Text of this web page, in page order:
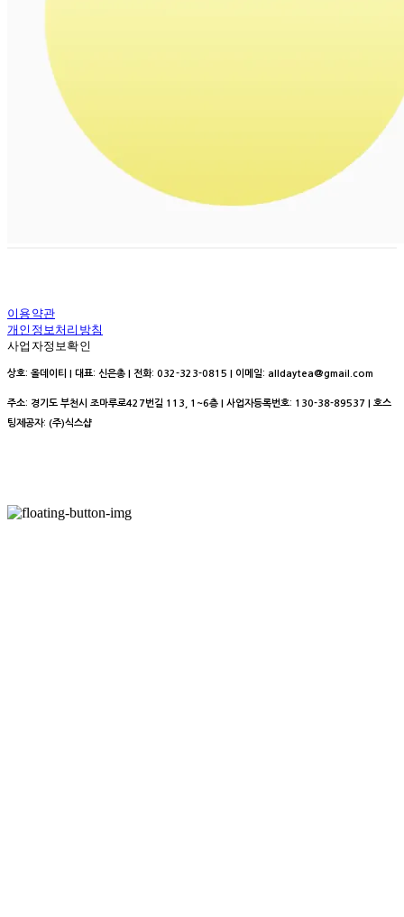
이용약관
개인정보처리방침
사업자정보확인
상호: 올데이티 | 대표: 신은총 | 전화: 032-323-0815 | 이메일: alldaytea@gmail.com
주소: 경기도 부천시 조마루로427번길 113, 1~6층 | 사업자등록번호: 130-38-89537 | 호스
팅제공자: (주)식스샵